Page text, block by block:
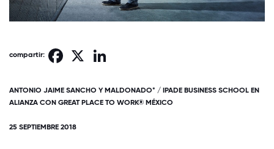
compartir: Facebook
ANTONIO JAIME SANCHO Y MALDONADO* / IPADE BUSINESS SCHOOL EN
ALIANZA CON GREAT PLACE TO WORK® MÉXICO
25 SEPTIEMBRE 2018